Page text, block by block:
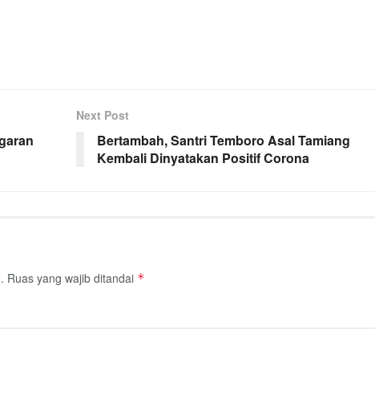
Next Post
Bertambah, Santri Temboro Asal Tamiang
Kembali Dinyatakan Positif Corona
Ruas yang wajib ditandai *